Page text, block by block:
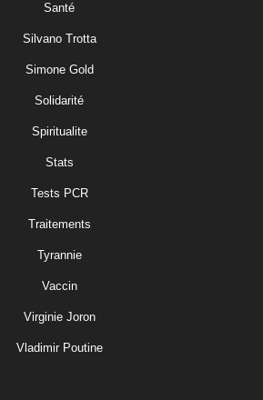
Santé
Silvano Trotta
Simone Gold
Solidarité
Spiritualite
Stats
Tests PCR
Traitements
Tyrannie
Vaccin
Virginie Joron
Vladimir Poutine